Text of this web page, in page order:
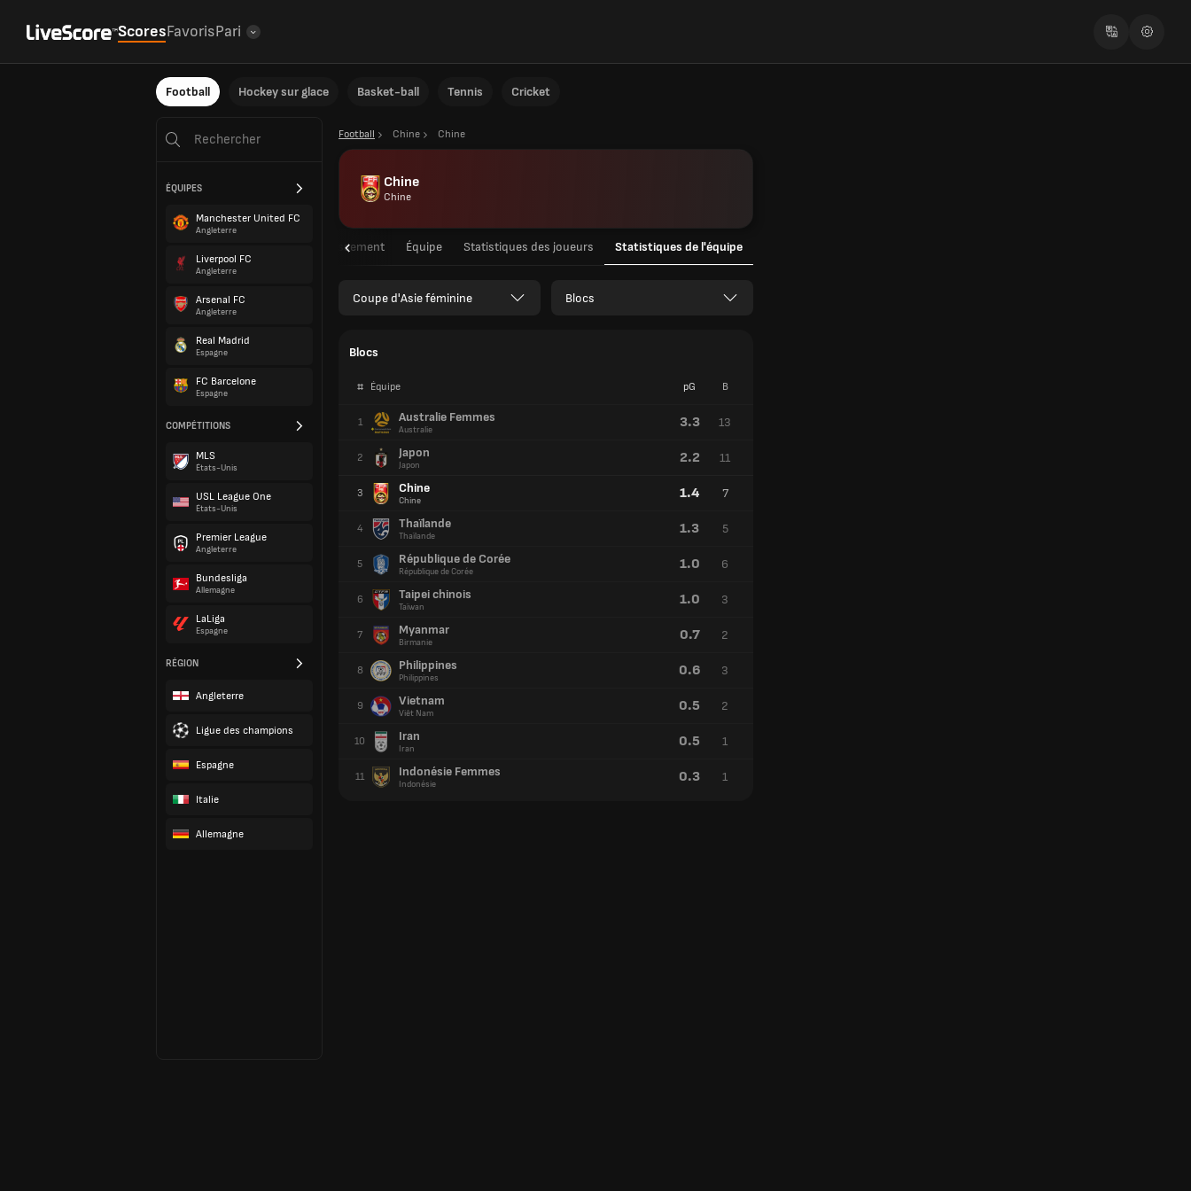
ScoresFavorisPari
Football Hockey sur glace Basket-ball Tennis Cricket
ÉQUIPES
Manchester United FC
Angleterre
Liverpool FC
Angleterre
Arsenal FC
Angleterre
Real Madrid
Espagne
FC Barcelone
Espagne
COMPÉTITIONS
MLS
États-Unis
USL League One
États-Unis
Premier League
Angleterre
Bundesliga
Allemagne
LaLiga
Espagne
RÉGION
Angleterre
Ligue des champions
Espagne
Italie
Allemagne
Football Chine Chine
Chine
Chine
Classement Équipe Statistiques des joueurs Statistiques de l'équipe
Coupe d'Asie féminine Blocs
Blocs
# Équipe pG B
1 Australie Femmes
Australie 3.3 13
2 Japon
Japon 2.2 11
3 Chine
Chine 1.4 7
4 Thaïlande
Thaïlande 1.3 5
5 République de Corée
République de Corée 1.0 6
6 Taipei chinois
Taïwan 1.0 3
7 Myanmar
Birmanie 0.7 2
8 Philippines
Philippines 0.6 3
9 Vietnam
Viêt Nam 0.5 2
10 Iran
Iran 0.5 1
11 Indonésie Femmes
Indonésie 0.3 1